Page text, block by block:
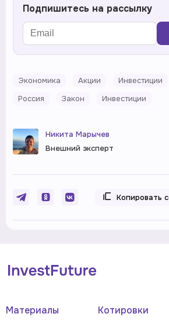
Подпишитесь на рассылку
Экономика Акции Инвестиции
Россия
Закон Инвестиции
Никита Марычев
Внешний эксперт
Копировать
Материалы Котировки